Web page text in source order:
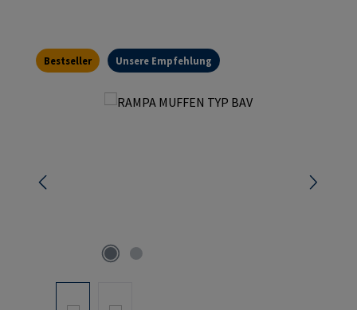
Bestseller Unsere Empfehlung
Bildergalerie überspringen